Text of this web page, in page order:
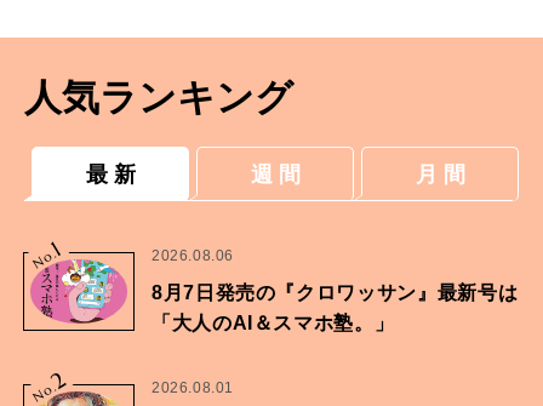
人気ランキング
最 新 週 間 月 間
No.
1 2026.08.06
8月7日発売の『クロワッサン』最新号は
「大人のAI＆スマホ塾。」
No.2 2026.08.01